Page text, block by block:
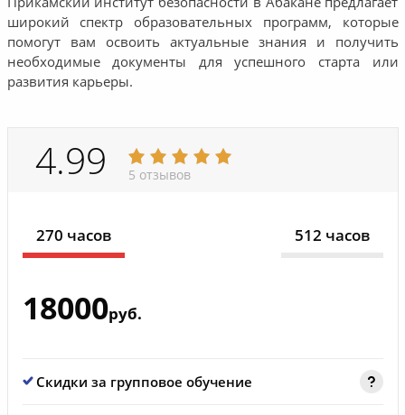
широкий спектр образовательных программ, которые
помогут вам освоить актуальные знания и получить
необходимые документы для успешного старта или
развития карьеры.
4.99 5 отзывов
270 часов 512 часов
18000руб.
Скидки за групповое обучение